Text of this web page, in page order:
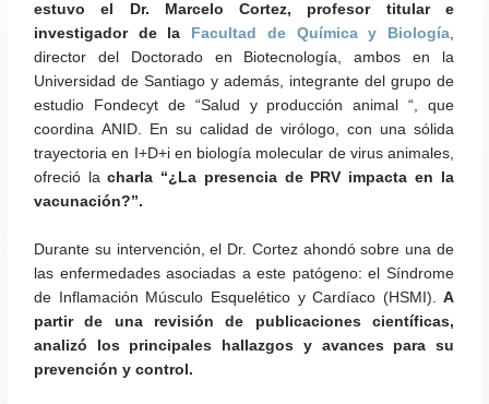
estuvo el Dr. Marcelo Cortez, profesor titular e
investigador de la
Facultad de Química y Biología,
director del Doctorado en Biotecnología, ambos en la
Universidad de Santiago y además, integrante del grupo de
estudio Fondecyt de “Salud y producción animal “, que
coordina ANID. En su calidad de virólogo, con una sólida
trayectoria en I+D+i en biología molecular de virus animales,
ofreció lacharla “¿La presencia de PRV impacta en la
vacunación?”.
Durante su intervención, el Dr. Cortez ahondó sobre una de
las enfermedades asociadas a este patógeno: el Síndrome
de Inflamación Músculo Esquelético y Cardíaco (HSMI).
A
partir de una revisión de publicaciones científicas,
analizó los principales hallazgos y avances para su
prevención y control.